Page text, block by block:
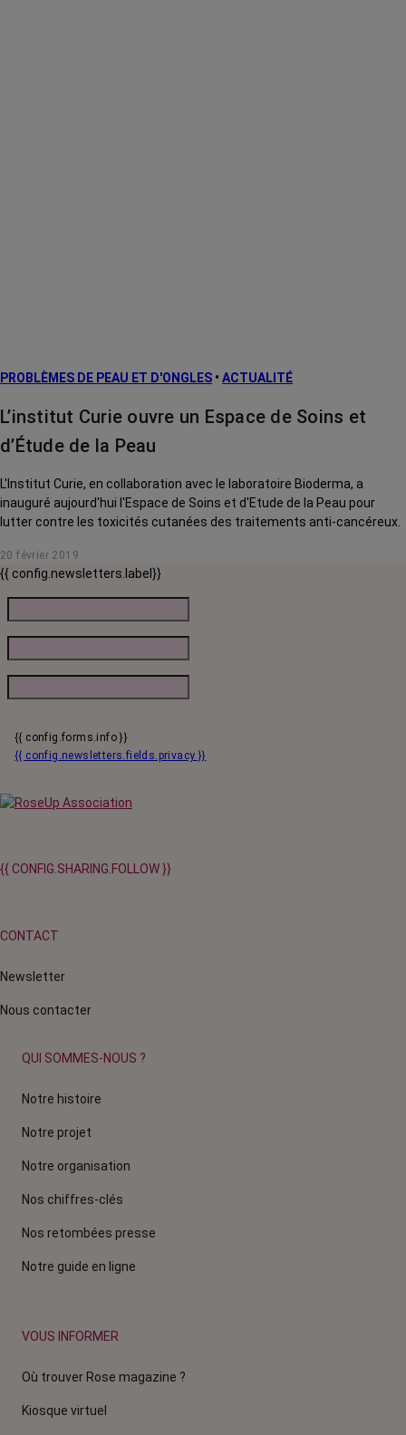
PROBLÈMES DE PEAU ET D'ONGLES • ACTUALITÉ
L’institut Curie ouvre un Espace de Soins et
d’Étude de la Peau
L'Institut Curie, en collaboration avec le laboratoire Bioderma, a
inauguré aujourd'hui l'Espace de Soins et d'Etude de la Peau pour
lutter contre les toxicités cutanées des traitements anti-cancéreux.
20 février 2019
{{ config.newsletters.label}}
{{ config.forms.info }}
{{ config.newsletters.fields.privacy }}
{{ CONFIG.SHARING.FOLLOW }}
CONTACT
Newsletter
Nous contacter
QUI SOMMES-NOUS ?
Notre histoire
Notre projet
Notre organisation
Nos chiffres-clés
Nos retombées presse
Notre guide en ligne
VOUS INFORMER
Où trouver Rose magazine ?
Kiosque virtuel